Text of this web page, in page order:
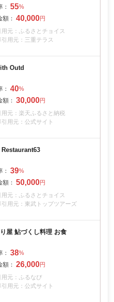
55
40,000
用元：ふるさとチョイス
引用元：三重テラス
Outd
40
30,000
用元：楽天ふるさと納税
引用元：公式サイト
39
50,000
用元：ふるさとチョイス
引用元：東武トップツアーズ
屋 鮎づくし料理 お食
38
26,000
用元：ふるなび
引用元：公式サイト